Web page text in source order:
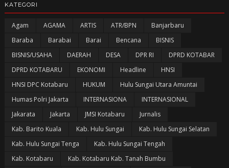
KATEGORI
Agam AGAMA ARTIS ATR/BPN
Banjarbaru
Baraba
Barabai Barai Bencana
BISNIS
BISNIS/USAHA
DAERAH DESA DPR RI
DPRD KOTABAR
DPRD KOTABARU
EKONOMI Headline
HNSI
HNSI DPC Kotabaru
HUKUM
Hulu Sungai Utara Amuntai
Humas Polri Jakarta
INTERNASIONA
INTERNASIONAL
Jakarata
Jakarta JMSI Kotabaru
Jurnalis
Kab. Barito Kuala
Kab. Hulu Sungai
Kab. Hulu Sungai Selatan
Kab. Hulu Sungai Tenga
Kab. Hulu Sungai Tengah
Kab. Kotabaru
Kab. Kotabaru Kab. Tanah Bumbu